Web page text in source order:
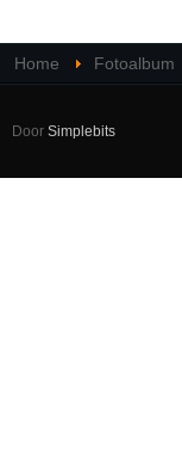
Home Fotoalbum
Door Simplebits